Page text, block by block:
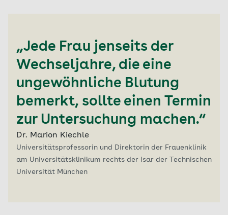
„Jede Frau jenseits der
Wechseljahre, die eine
ungewöhnliche Blutung
bemerkt, sollte einen Termin
zur Untersuchung machen.“
Dr. Marion Kiechle
Universitätsprofessorin und Direktorin der Frauenklinik
am Universitätsklinikum rechts der Isar der Technischen
Universität München